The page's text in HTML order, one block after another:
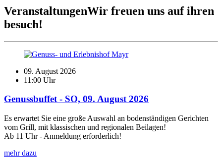
VeranstaltungenWir freuen uns auf ihren
besuch!
09. August 2026
11:00 Uhr
Genussbuffet - SO, 09. August 2026
Es erwartet Sie eine große Auswahl an bodenständigen Gerichten
vom Grill, mit klassischen und regionalen Beilagen!
Ab 11 Uhr - Anmeldung erforderlich!
mehr dazu